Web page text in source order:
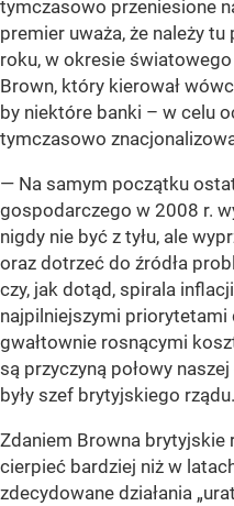
tymczasowo przeniesione
premier uważa, że należy
roku, w okresie
Brown, który kierował
by niektóre banki – w celu
tymczasowo
— Na samym początku
gospodarczego w 2008 r.
nigdy nie być z tyłu, ale
oraz dotrzeć do źródła
czy, jak dotąd, spirala
najpilniejszymi priorytetami
gwałtownie rosnącymi
są przyczyną połowy
były szef brytyjskiego rządu.
Zdaniem Browna brytyjskie
cierpieć bardziej niż w
zdecydowane działania